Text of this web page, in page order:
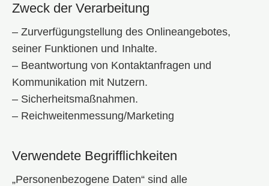
Zweck der Verarbeitung
– Zurverfügungstellung des Onlineangebotes,
seiner Funktionen und Inhalte.
– Beantwortung von Kontaktanfragen und
Kommunikation mit Nutzern.
– Sicherheitsmaßnahmen.
– Reichweitenmessung/Marketing
Verwendete Begrifflichkeiten
„Personenbezogene Daten“ sind alle